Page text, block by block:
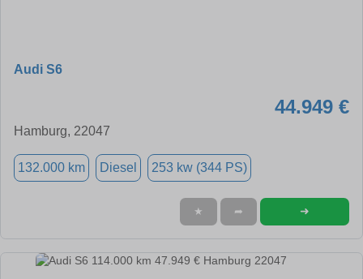
Audi S6
44.949 €
Hamburg, 22047
132.000 km Diesel 253 kw (344 PS)
★ ➦ ➜